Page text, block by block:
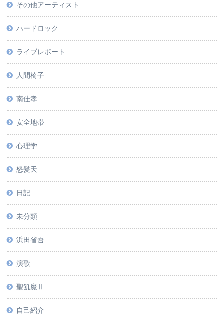
その他アーティスト
ハードロック
ライブレポート
人間椅子
南佳孝
安全地帯
心理学
怒髪天
日記
未分類
浜田省吾
演歌
聖飢魔Ⅱ
自己紹介